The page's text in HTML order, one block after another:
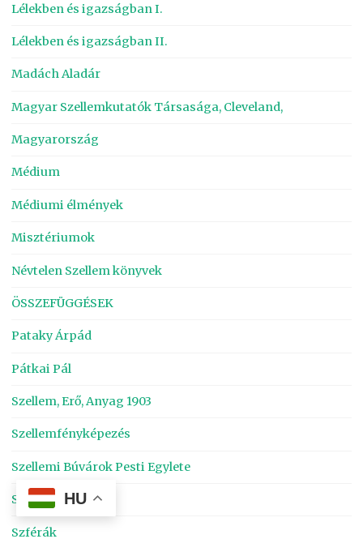
Lélekben és igazságban I.
Lélekben és igazságban II.
Madách Aladár
Magyar Szellemkutatók Társasága, Cleveland,
Magyarország
Médium
Médiumi élmények
Misztériumok
Névtelen Szellem könyvek
ÖSSZEFÜGGÉSEK
Pataky Árpád
Pátkai Pál
Szellem, Erő, Anyag 1903
Szellemfényképezés
Szellemi Búvárok Pesti Egylete
Szerkesztő
Szférák
HU